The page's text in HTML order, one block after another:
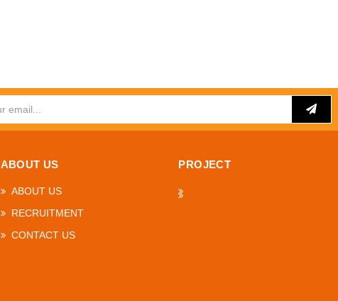
ABOUT US
ABOUT US
RECRUITMENT
CONTACT US
PROJECT